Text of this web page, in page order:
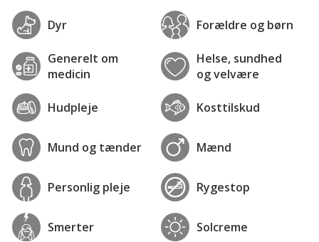
Dyr Forældre og børn
Generelt om
medicin
Helse, sundhed
og velvære
Hudpleje Kosttilskud
Mund og tænder Mænd
Personlig pleje Rygestop
Smerter Solcreme